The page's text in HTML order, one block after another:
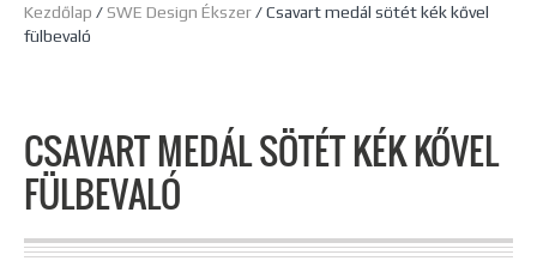
Kezdőlap /SWE Design Ékszer/ Csavart medál sötét kék kővel
fülbevaló
CSAVART MEDÁL SÖTÉT KÉK KŐVEL
FÜLBEVALÓ